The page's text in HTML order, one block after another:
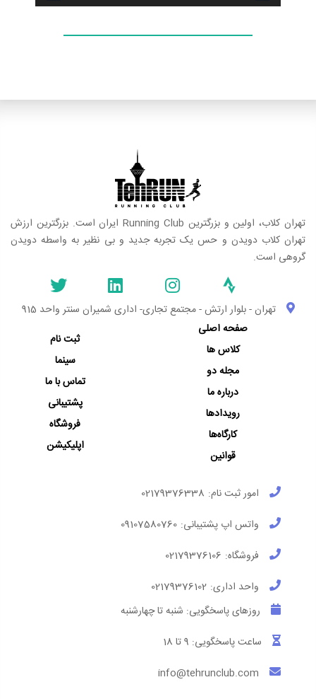
تهران کلاب، اولین و بزرگترین Running Club ایران است. بزرگترین ارزش
تهران کلاب دویدن و حس یک تجربه جدید و بی نظیر به واسطه دویدن
گروهی است.
تهران - بلوار ارتش - مجتمع تجاری- اداری شمیران سنتر واحد 915
صفحه اصلی
کلاس ها
مجله دو
درباره ما
رویدادها
کارگاه‌ها
قوانین
ثبت نام
سینما
تماس با ما
پشتیبانی
فروشگاه
اپلیکیشن
امور ثبت نام: 02179376338
واتس اپ پشتیبانی: 09107580760
فروشگاه: 02179376106
واحد اداری: 02179376102
روزهای پاسخگویی: شنبه تا چهارشنبه
ساعت پاسخگویی: 9 تا 18
info@tehrunclub.com